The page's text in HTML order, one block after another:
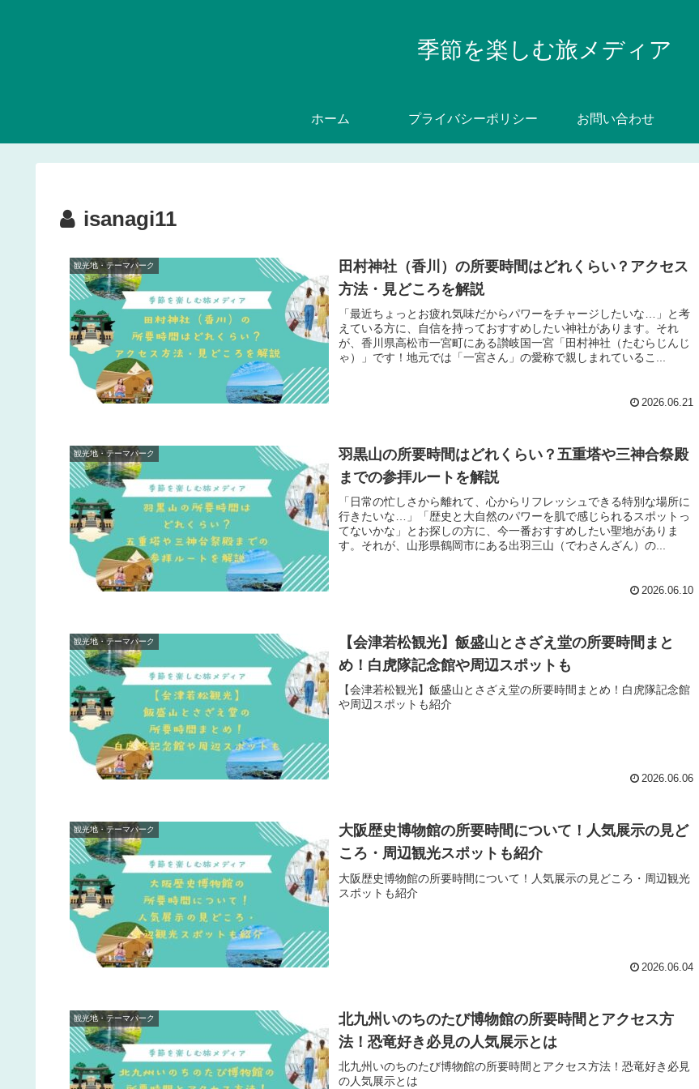
季節を楽しむ旅メディア
ホーム プライバシーポリシー お問い合わせ
isanagi11
観光地・テーマパーク
田村神社（香川）の所要時間はどれくらい？アクセス
方法・見どころを解説
「最近ちょっとお疲れ気味だからパワーをチャージしたいな…」と考
えている方に、自信を持っておすすめしたい神社があります。それ
が、香川県高松市一宮町にある讃岐国一宮「田村神社（たむらじんじ
ゃ）」です！地元では「一宮さん」の愛称で親しまれているこ...
2026.06.21
観光地・テーマパーク
羽黒山の所要時間はどれくらい？五重塔や三神合祭殿
までの参拝ルートを解説
「日常の忙しさから離れて、心からリフレッシュできる特別な場所に
行きたいな…」「歴史と大自然のパワーを肌で感じられるスポットっ
てないかな」とお探しの方に、今一番おすすめしたい聖地がありま
す。それが、山形県鶴岡市にある出羽三山（でわさんざん）の...
2026.06.10
観光地・テーマパーク
【会津若松観光】飯盛山とさざえ堂の所要時間まと
め！白虎隊記念館や周辺スポットも
【会津若松観光】飯盛山とさざえ堂の所要時間まとめ！白虎隊記念館
や周辺スポットも紹介
2026.06.06
観光地・テーマパーク
大阪歴史博物館の所要時間について！人気展示の見ど
ころ・周辺観光スポットも紹介
大阪歴史博物館の所要時間について！人気展示の見どころ・周辺観光
スポットも紹介
2026.06.04
観光地・テーマパーク
北九州いのちのたび博物館の所要時間とアクセス方
法！恐竜好き必見の人気展示とは
北九州いのちのたび博物館の所要時間とアクセス方法！恐竜好き必見
の人気展示とは